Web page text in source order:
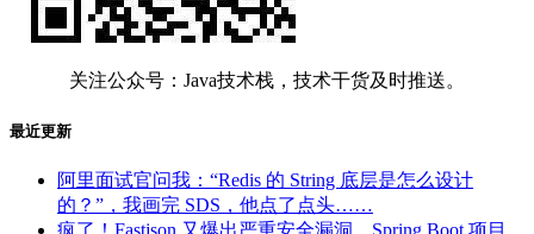
关注公众号：Java技术栈，技术干货及时推送。
最近更新
阿里面试官问我：“Redis 的 String 底层是怎么设计
的？”，我画完 SDS，他点了点头……
疯了！Fastjson 又爆出严重安全漏洞，Spring Boot 项目